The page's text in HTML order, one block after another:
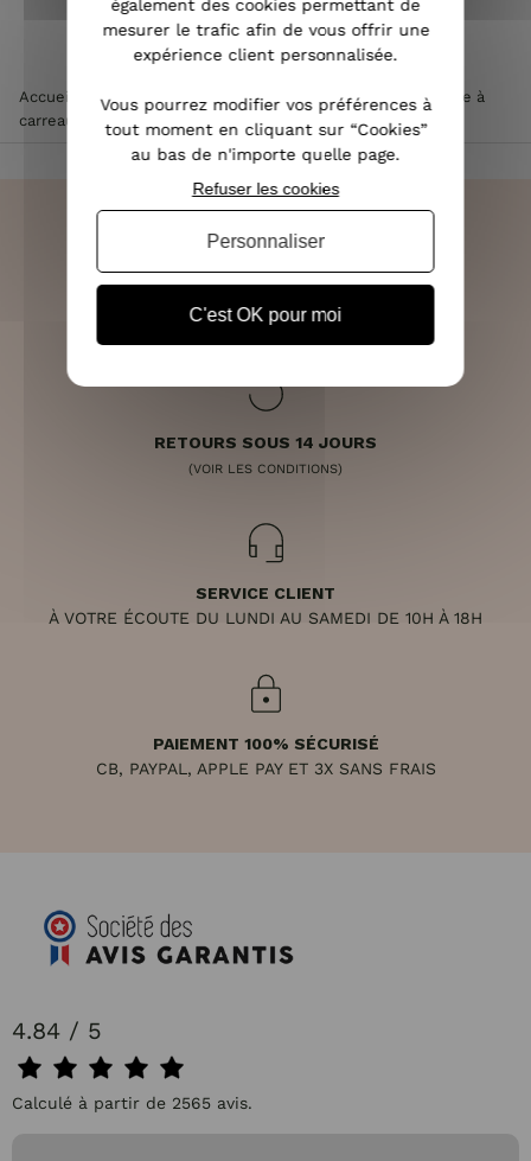
Accueil Vêtements femme >Veste femme >
Veste épaisse à
carreaux rose grise et blanche
OFFERTE DÈS 70€
RETOURS SOUS 14 JOURS
(VOIR LES CONDITIONS)
SERVICE CLIENT
À VOTRE ÉCOUTE DU LUNDI AU SAMEDI DE 10H À 18H
PAIEMENT 100% SÉCURISÉ
CB, PAYPAL, APPLE PAY ET 3X SANS FRAIS
4.84 / 5
Calculé à partir de 2565 avis.
également des cookies permettant de
mesurer le trafic afin de vous offrir une
expérience client personnalisée.
Vous pourrez modifier vos préférences à
tout moment en cliquant sur “Cookies”
au bas de n'importe quelle page.
C'est OK pour moi
Refuser les cookies
Personnaliser